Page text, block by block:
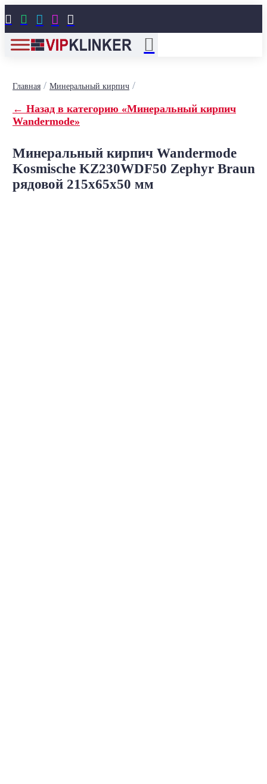
    
Главная/ Минеральный кирпич/
← Назад в категорию «Минеральный кирпич
Wandermode»
Минеральный кирпич Wandermode
Kosmische KZ230WDF50 Zephyr Braun
рядовой 215x65x50 мм